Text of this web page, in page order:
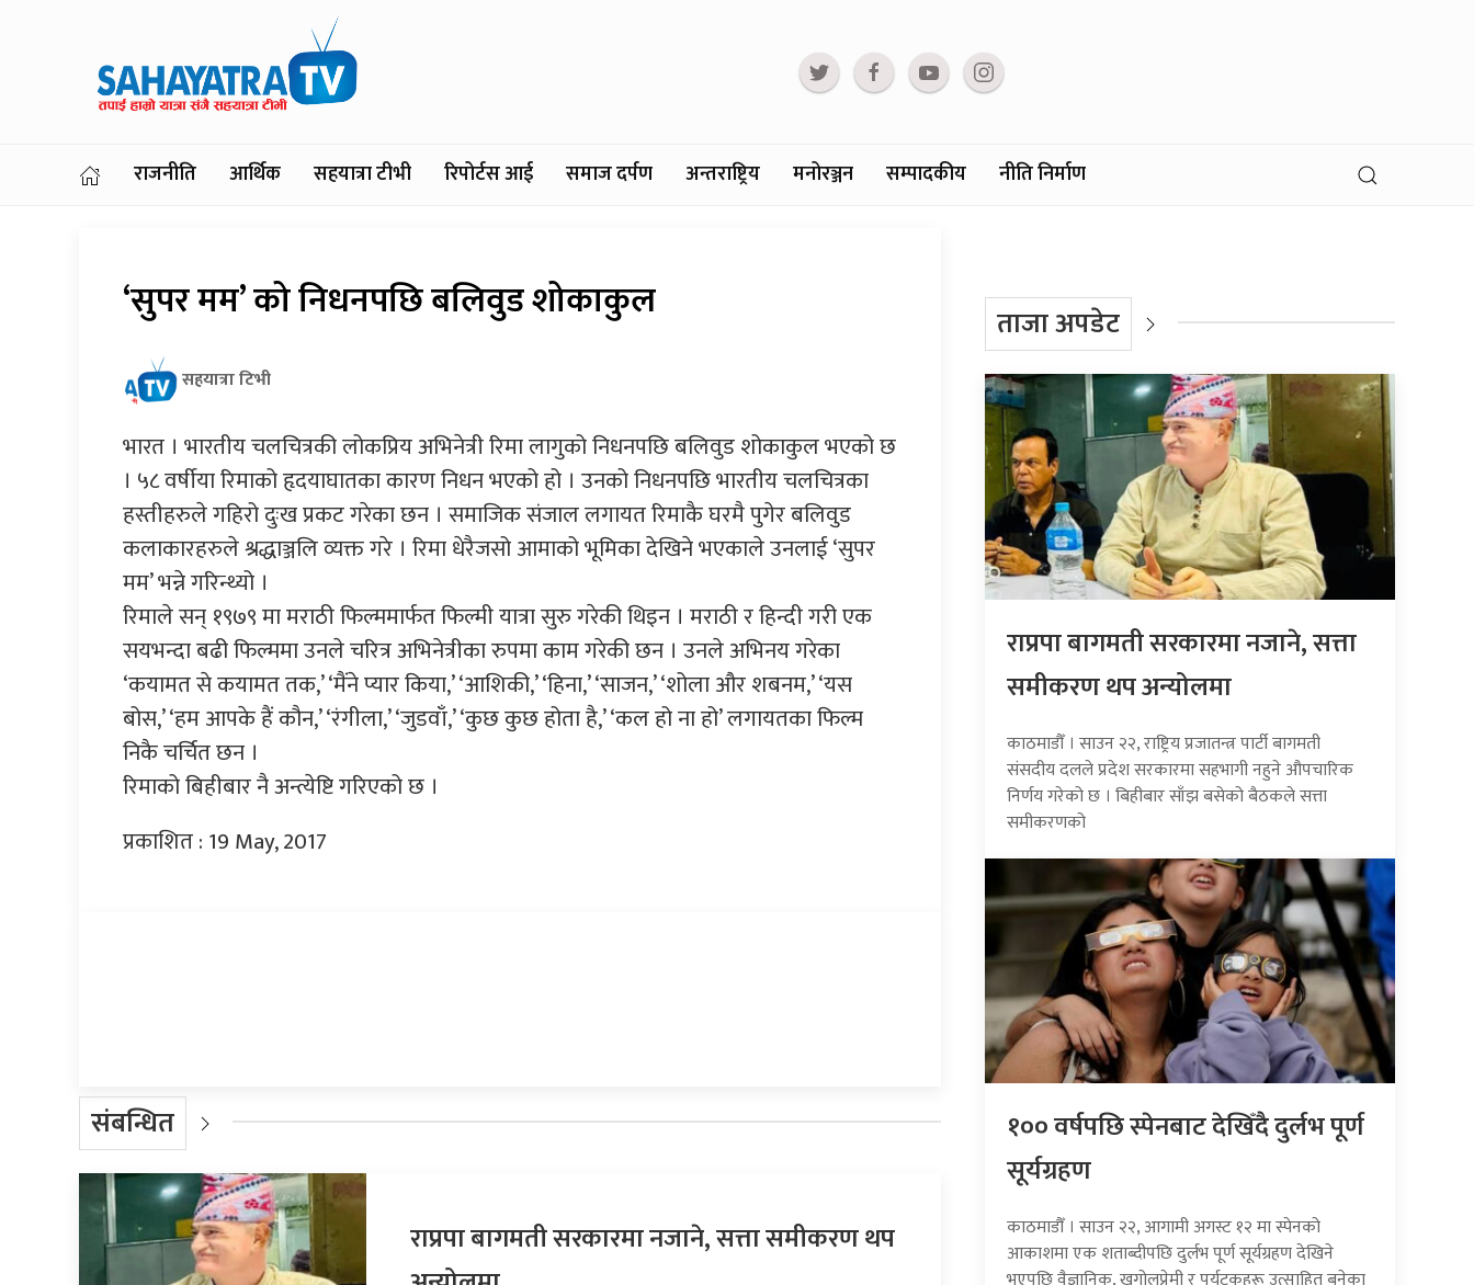
राजनीति आर्थिक सहयात्रा टीभी रिपोर्टस आई समाज दर्पण अन्तराष्ट्रिय मनोरञ्जन सम्पादकीय नीति निर्माण
‘सुपर मम’ को निधनपछि बलिवुड शोकाकुल
सहयात्रा टिभी
भारत । भारतीय चलचित्रकी लोकप्रिय अभिनेत्री रिमा लागुको निधनपछि बलिवुड शोकाकुल भएको छ
। ५८ वर्षीया रिमाको हृदयाघातका कारण निधन भएको हो । उनको निधनपछि भारतीय चलचित्रका
हस्तीहरुले गहिरो दुःख प्रकट गरेका छन । समाजिक संजाल लगायत रिमाकै घरमै पुगेर बलिवुड
कलाकारहरुले श्रद्धाञ्जलि व्यक्त गरे । रिमा धेरैजसो आमाको भूमिका देखिने भएकाले उनलाई ‘सुपर
मम’ भन्ने गरिन्थ्यो ।
रिमाले सन् १९७९ मा मराठी फिल्ममार्फत फिल्मी यात्रा सुरु गरेकी थिइन । मराठी र हिन्दी गरी एक
सयभन्दा बढी फिल्ममा उनले चरित्र अभिनेत्रीका रुपमा काम गरेकी छन । उनले अभिनय गरेका
‘कयामत से कयामत तक,’ ‘मैंने प्यार किया,’ ‘आशिकी,’ ‘हिना,’ ‘साजन,’ ‘शोला और शबनम,’ ‘यस
बोस,’ ‘हम आपके हैं कौन,’ ‘रंगीला,’ ‘जुडवाँ,’ ‘कुछ कुछ होता है,’ ‘कल हो ना हो’ लगायतका फिल्म
निकै चर्चित छन ।
रिमाको बिहीबार नै अन्त्येष्टि गरिएको छ ।
प्रकाशित : 19 May, 2017
संबन्धित
राप्रपा बागमती सरकारमा नजाने, सत्ता समीकरण थप
ताजा अपडेट
राप्रपा बागमती सरकारमा नजाने, सत्ता
समीकरण थप अन्योलमा
काठमाडौँ । साउन २२, राष्ट्रिय प्रजातन्त्र पार्टी बागमती
संसदीय दलले प्रदेश सरकारमा सहभागी नहुने औपचारिक
निर्णय गरेको छ । बिहीबार साँझ बसेको बैठकले सत्ता
समीकरणको
१०० वर्षपछि स्पेनबाट देखिँदै दुर्लभ पूर्ण
सूर्यग्रहण
काठमाडौँ । साउन २२, आगामी अगस्ट १२ मा स्पेनको
आकाशमा एक शताब्दीपछि दुर्लभ पूर्ण सूर्यग्रहण देखिने